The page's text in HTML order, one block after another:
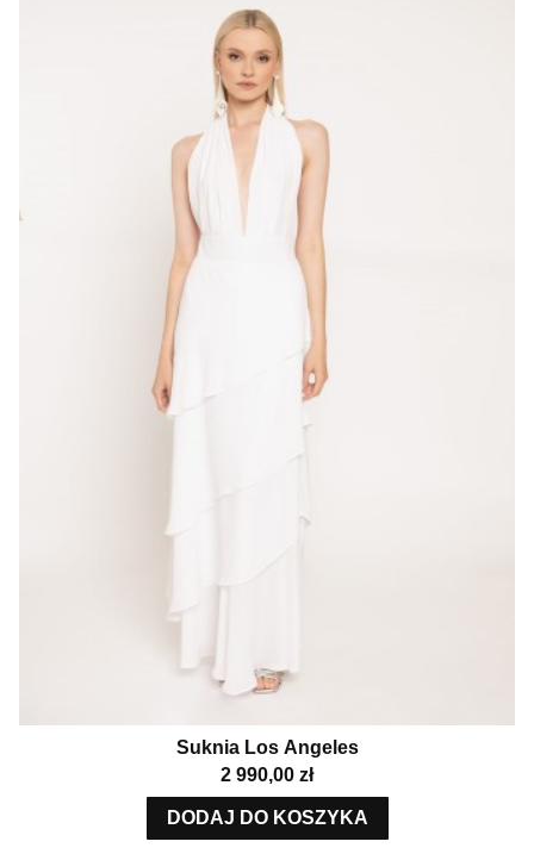
Suknia Los Angeles
Cena
2 990,00 zł
DODAJ DO KOSZYKA